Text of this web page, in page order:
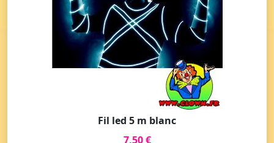
Fil led 5 m blanc
7,50 €